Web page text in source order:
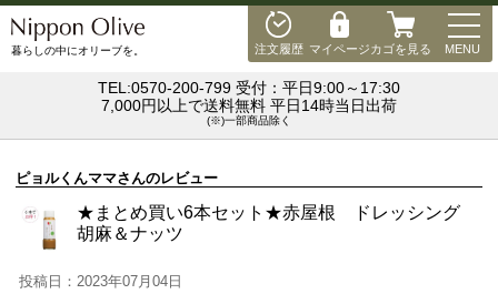
注文履歴 マイページカゴを見る MENU
暮らしの中にオリーブを。
TEL:0570-200-799 受付：平日9:00～17:30
7,000円以上で送料無料 平日14時当日出荷
(※)一部商品除く
ピョルくんママさんのレビュー
★まとめ買い6本セット★赤屋根 ドレッシング
胡麻＆ナッツ
投稿日：2023年07月04日